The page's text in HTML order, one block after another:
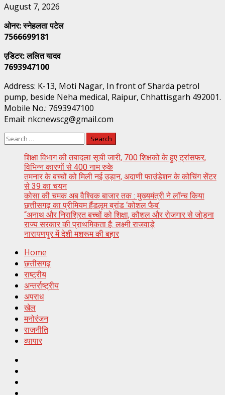
August 7, 2026
ओनर: स्नेहलता पटेल
7566699181
एडिटर: ललित यादव
7693947100
Address: K-13, Moti Nagar, In front of Sharda petrol
pump, beside Neha medical, Raipur, Chhattisgarh 492001.
Mobile No.: 7693947100
Email: nkcnewscg@gmail.com
Search
for:
शिक्षा विभाग की तबादला सूची जारी, 700 शिक्षको के हुए ट्रांसफर,
विभिन्न कारणों से 400 नाम रुके
तमनार के बच्चों को मिली नई उड़ान, अदाणी फाउंडेशन के कोचिंग सेंटर
से 39 का चयन
कोसा की चमक अब वैश्विक बाजार तक : मुख्यमंत्री ने लॉन्च किया
छत्तीसगढ़ का प्रीमियम हैंडलूम ब्रांड ‘कोशल फैब’
“अनाथ और निराश्रित बच्चों को शिक्षा, कौशल और रोजगार से जोड़ना
राज्य सरकार की प्राथमिकता है: लक्ष्मी राजवाड़े
नारायणपुर में देशी मशरूम की बहार
Home
छत्तीसगढ़
राष्ट्रीय
अन्तर्राष्ट्रीय
अपराध
खेल
मनोरंजन
राजनीति
व्यापार